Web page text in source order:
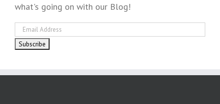
what's going on with our Blog!